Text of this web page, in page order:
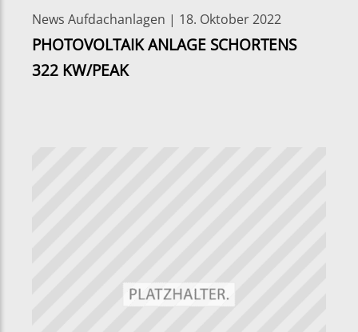
News Aufdachanlagen | 18. Oktober 2022
PHOTOVOLTAIK ANLAGE SCHORTENS
322 KW/PEAK